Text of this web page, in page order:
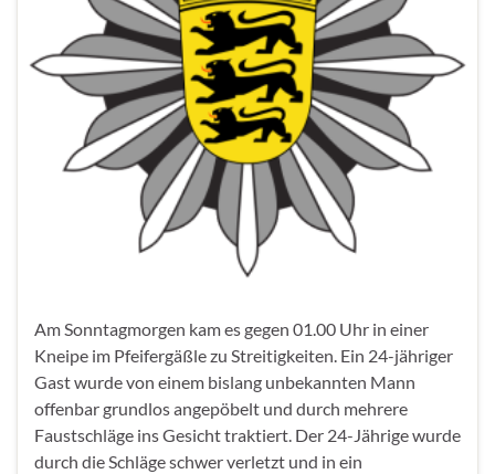
Am Sonntagmorgen kam es gegen 01.00 Uhr in einer
Kneipe im Pfeifergäßle zu Streitigkeiten. Ein 24-jähriger
Gast wurde von einem bislang unbekannten Mann
offenbar grundlos angepöbelt und durch mehrere
Faustschläge ins Gesicht traktiert. Der 24-Jährige wurde
durch die Schläge schwer verletzt und in ein